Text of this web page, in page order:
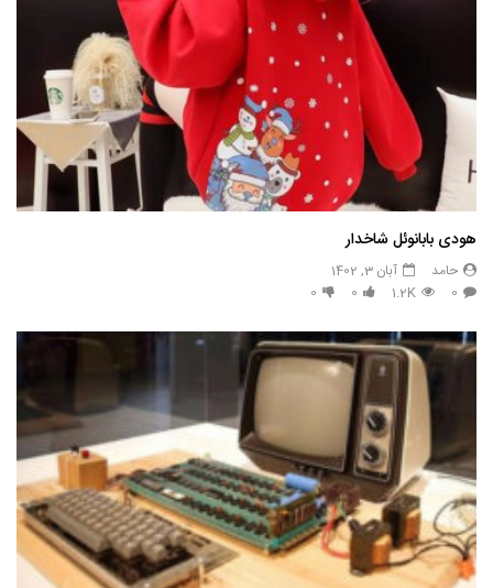
هودی بابانوئل شاخدار
حامد
آبان 3, 1402
0
1.2K
0
0